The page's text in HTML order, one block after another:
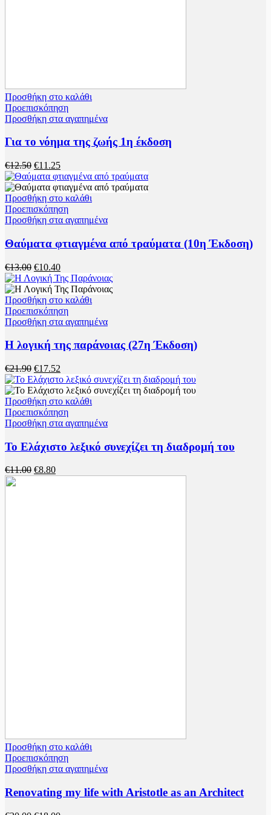
Προσθήκη στο καλάθι
Προεπισκόπηση
Προσθήκη στα αγαπημένα
Για το νόημα της ζωής 1η έκδοση
€12.50 Original
price
was:
€12.50.
€11.25Η
τρέχουσα
τιμή
είναι:
€11.25.
Προσθήκη στο καλάθι
Προεπισκόπηση
Προσθήκη στα αγαπημένα
Θαύματα φτιαγμένα από τραύματα (10η Έκδοση)
€13.00 Original
price
was:
€13.00.
€10.40Η
τρέχουσα
τιμή
είναι:
€10.40.
Προσθήκη στο καλάθι
Προεπισκόπηση
Προσθήκη στα αγαπημένα
Η λογική της παράνοιας (27η Έκδοση)
€21.90 Original
price
was:
€21.90.
€17.52
τρέχουσα
τιμή
είναι:
€17.52.
Προσθήκη στο καλάθι
Προεπισκόπηση
Προσθήκη στα αγαπημένα
Το Ελάχιστο λεξικό συνεχίζει τη διαδρομή του
€11.00 Original
€8.80Η
Προσθήκη στο καλάθι
Προεπισκόπηση
Προσθήκη στα αγαπημένα
Renovating my life with Aristotle as an Architect